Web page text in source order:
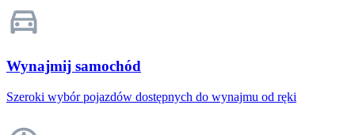
Wynajmij samochód
Szeroki wybór pojazdów dostępnych do wynajmu od ręki